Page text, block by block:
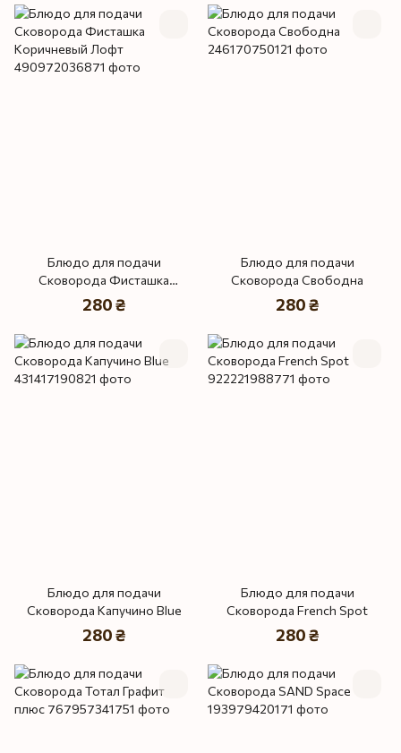
Блюдо для подачи
Сковорода Фисташка
Коричневый Лофт
280 ₴
Блюдо для подачи
Сковорода Свободна
280 ₴
Блюдо для подачи
Сковорода Капучино Blue
280 ₴
Блюдо для подачи
Сковорода French Spot
280 ₴